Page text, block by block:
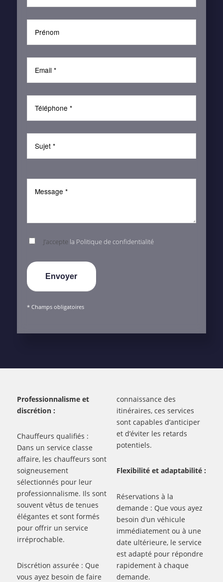
J’accepte la Politique de confidentialité
* Champs obligatoires
Professionnalisme et
discrétion :
Chauffeurs qualifiés :
Dans un service classe
affaire, les chauffeurs sont
soigneusement
sélectionnés pour leur
professionnalisme. Ils sont
souvent vêtus de tenues
élégantes et sont formés
pour offrir un service
irréprochable.
Discrétion assurée : Que
vous ayez besoin de faire
connaissance des
itinéraires, ces services
sont capables d’anticiper
et d’éviter les retards
potentiels.
Flexibilité et adaptabilité :
Réservations à la
demande : Que vous ayez
besoin d’un véhicule
immédiatement ou à une
date ultérieure, le service
est adapté pour répondre
rapidement à chaque
demande.